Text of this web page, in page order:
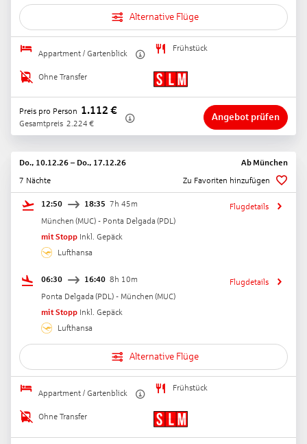
Alternative Flüge
Appartment / Gartenblick
Frühstück
Ohne Transfer
Preis pro Person 1.112 €
Gesamtpreis 2.224 €
Angebot prüfen
Do., 10.12.26 – Do., 17.12.26 Ab München
7 Nächte
Zu Favoriten hinzufügen
12:50 18:35 7h 45m
München (MUC) - Ponta Delgada (PDL)
mit Stopp Inkl. Gepäck
Lufthansa
Flugdetails
06:30 16:40 8h 10m
Ponta Delgada (PDL) - München (MUC)
mit Stopp Inkl. Gepäck
Lufthansa
Flugdetails
Alternative Flüge
Appartment / Gartenblick
Frühstück
Ohne Transfer